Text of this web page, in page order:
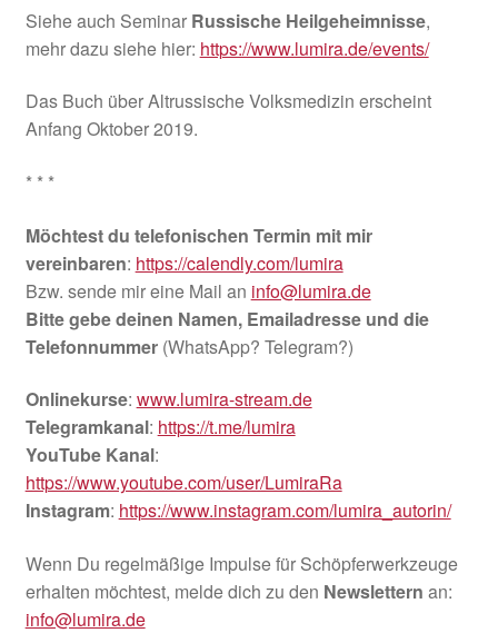
Siehe auch Seminar Russische Heilgeheimnisse,
mehr dazu siehe hier: https://www.lumira.de/events/
Das Buch über Altrussische Volksmedizin erscheint
Anfang Oktober 2019.
* * *
Möchtest du telefonischen Termin mit mir
vereinbaren: https://calendly.com/lumira
Bzw. sende mir eine Mail an info@lumira.de
Bitte gebe deinen Namen, Emailadresse und die
Telefonnummer(WhatsApp? Telegram?)
Onlinekurse: www.lumira-stream.de
Telegramkanal: https://t.me/lumira
YouTube Kanal:
https://www.youtube.com/user/LumiraRa
Instagram: https://www.instagram.com/lumira_autorin/
Wenn Du regelmäßige Impulse für Schöpferwerkzeuge
erhalten möchtest, melde dich zu den Newslettern an:
info@lumira.de